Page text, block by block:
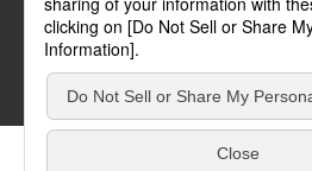
SPECIAL
Sublicense
ぶんか社が運営するサイトでは、